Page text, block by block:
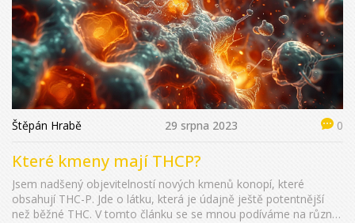
Štěpán Hrabě 29 srpna 2023 0
Které kmeny mají THCP?
Jsem nadšený objevitelností nových kmenů konopí, které
obsahují THC-P. Jde o látku, která je údajně ještě potentnější
než běžné THC. V tomto článku se se mnou podíváme na různé